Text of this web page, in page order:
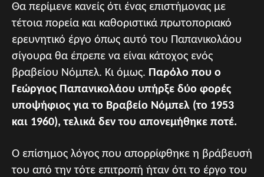
Θα περίμενε κανείς ότι ένας επιστήμονας με
τέτοια πορεία και καθοριστικά πρωτοποριακό
ερευνητικό έργο όπως αυτό του Παπανικολάου
σίγουρα θα έπρεπε να είναι κάτοχος ενός
βραβείου Νόμπελ. Κι όμως. Παρόλο που ο
Γεώργιος Παπανικολάου υπήρξε δύο φορές
υποψήφιος για το Βραβείο Νόμπελ (το 1953
και 1960), τελικά δεν του απονεμήθηκε ποτέ.
Ο επίσημος λόγος που απορρίφθηκε η βράβευσή
του από την τότε επιτροπή ήταν ότι το έργο του